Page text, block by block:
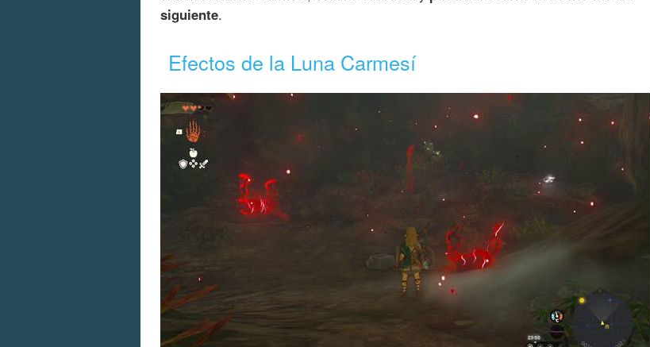
siguiente.
Efectos de la Luna Carmesí